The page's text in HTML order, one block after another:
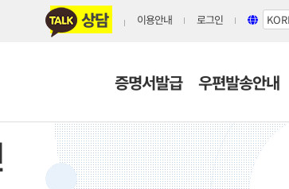
상담 이용안내 로그인
증명서발급 우편발송안내